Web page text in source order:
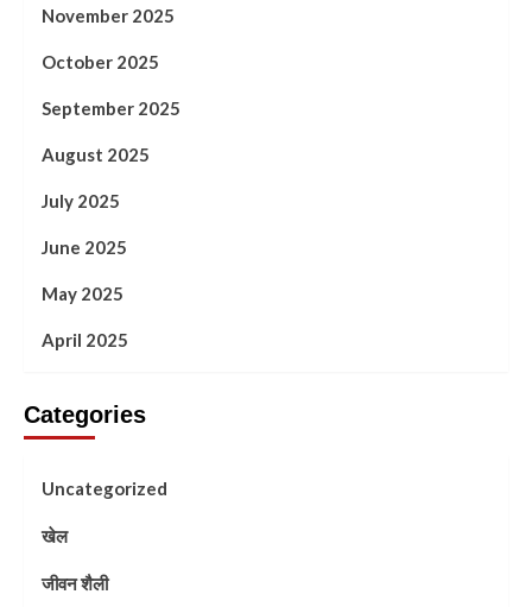
November 2025
October 2025
September 2025
August 2025
July 2025
June 2025
May 2025
April 2025
Categories
Uncategorized
खेल
जीवन शैली